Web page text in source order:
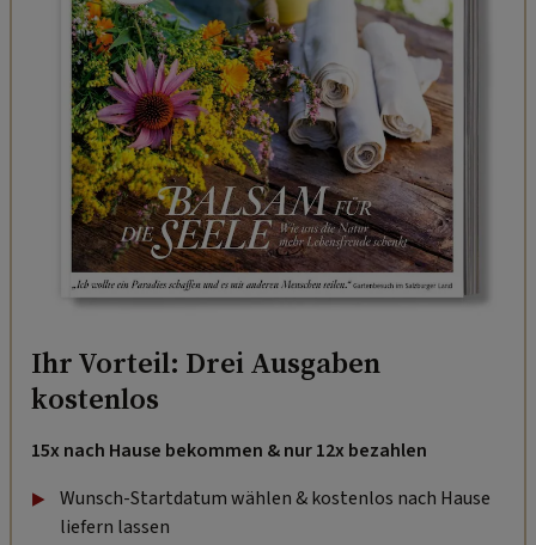
Ihr Vorteil: Drei Ausgaben
kostenlos
15x nach Hause bekommen & nur 12x bezahlen
Wunsch-Startdatum wählen & kostenlos nach Hause
liefern lassen